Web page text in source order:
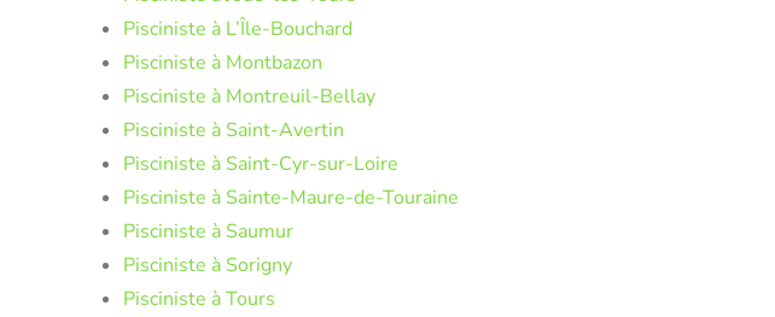
Pisciniste à L’Île-Bouchard
Pisciniste à Montbazon
Pisciniste à Montreuil-Bellay
Pisciniste à Saint-Avertin
Pisciniste à Saint-Cyr-sur-Loire
Pisciniste à Sainte-Maure-de-Touraine
Pisciniste à Saumur
Pisciniste à Sorigny
Pisciniste à Tours